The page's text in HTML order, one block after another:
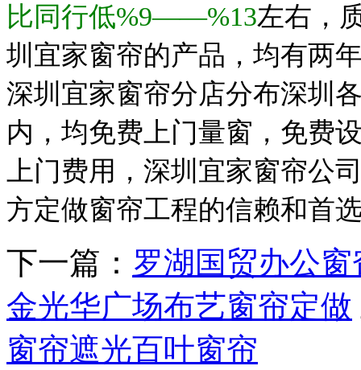
比同行低%9——%13左右，
圳宜家窗帘的产品，均有两
深圳宜家窗帘分店分布深圳
内，均免费上门量窗，免费
上门费用，深圳宜家窗帘公
方定做窗帘工程的信赖和首
下一篇： 罗湖国贸办公
金光华广场布艺窗帘定做
窗帘遮光百叶窗帘